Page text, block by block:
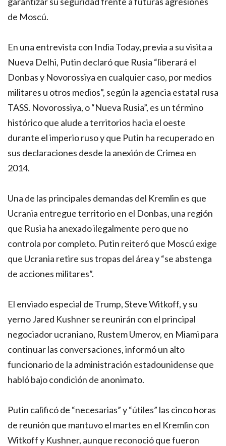
de Moscú.
En una entrevista con India Today, previa a su visita a
Nueva Delhi, Putin declaró que Rusia “liberará el
Donbas y Novorossiya en cualquier caso, por medios
militares u otros medios”, según la agencia estatal rusa
TASS. Novorossiya, o “Nueva Rusia”, es un término
histórico que alude a territorios hacia el oeste
durante el imperio ruso y que Putin ha recuperado en
sus declaraciones desde la anexión de Crimea en
2014.
Una de las principales demandas del Kremlin es que
Ucrania entregue territorio en el Donbas, una región
que Rusia ha anexado ilegalmente pero que no
controla por completo. Putin reiteró que Moscú exige
que Ucrania retire sus tropas del área y “se abstenga
de acciones militares”.
El enviado especial de Trump, Steve Witkoff, y su
yerno Jared Kushner se reunirán con el principal
negociador ucraniano, Rustem Umerov, en Miami para
continuar las conversaciones, informó un alto
funcionario de la administración estadounidense que
habló bajo condición de anonimato.
Putin calificó de “necesarias” y “útiles” las cinco horas
de reunión que mantuvo el martes en el Kremlin con
Witkoff y Kushner, aunque reconoció que fueron